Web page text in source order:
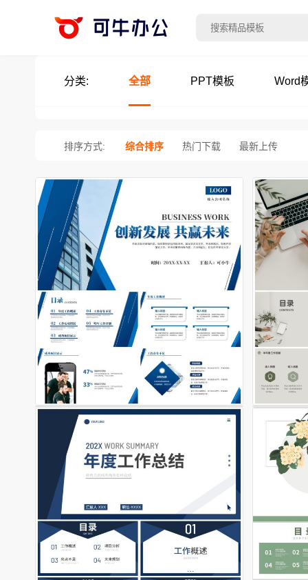
分类: 全部 PPT模板 Word
排序方式: 综合排序 热门下载 最新上传